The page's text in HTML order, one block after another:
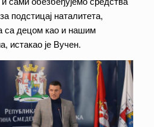
подстицај наталитета,
са децом као и нашим
истакао је Вучен.